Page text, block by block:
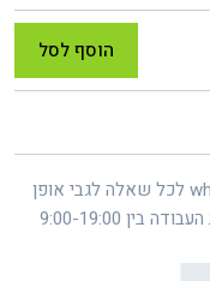
הוסף לסל
ניתן ליצור אתנו קשר טלפוני או ב whatsapp לכל שאלה לגבי אופן
9:00-19:00